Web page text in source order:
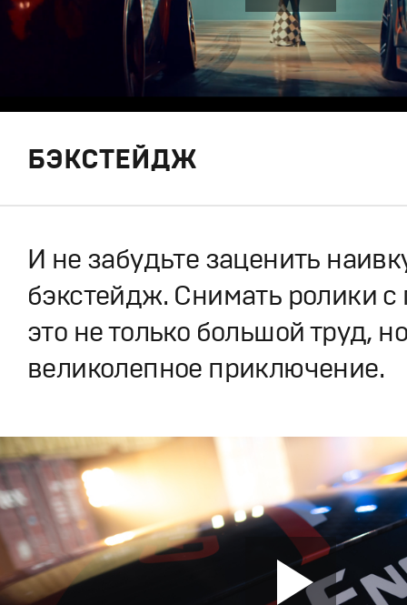
БЭКСТЕЙДЖ
И не забудьте заценить
бэкстейдж. Снимать ролики с
это не только большой труд,
великолепное приключение.